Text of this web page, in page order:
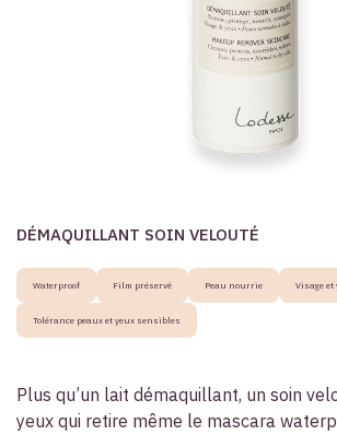
DÉMAQUILLANT SOIN VELOUTÉ
Waterproof Film préservé Peau nourrie Visage et
Tolérance peaux et yeux sensibles
Plus qu’un lait démaquillant, un soin
yeux qui retire même le mascara